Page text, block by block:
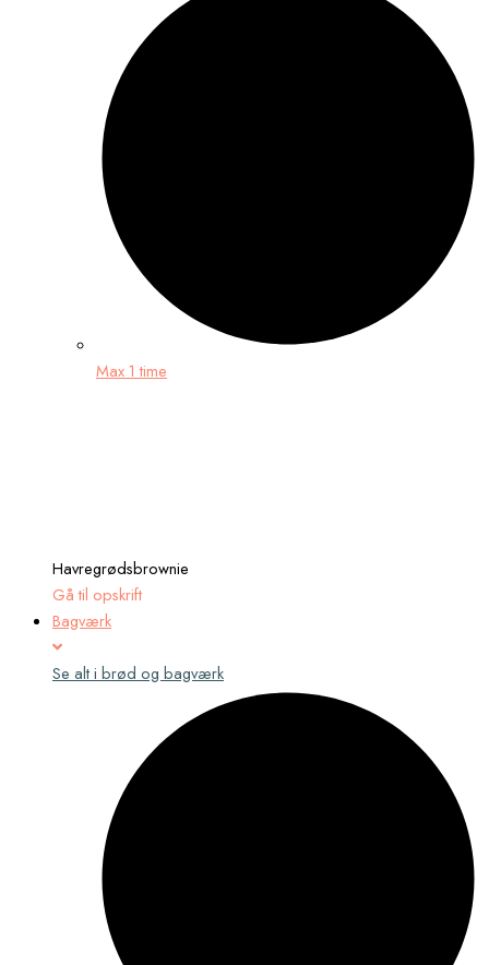
Max 1 time
Havregrødsbrownie
Gå til opskrift
Bagværk
Se alt i brød og bagværk